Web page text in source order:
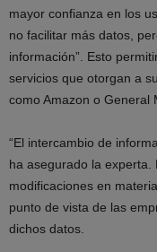
mayor confianza en los
no facilitar más datos,
información”. Esto
servicios que otorgan a
como Amazon o General
“El intercambio de
ha asegurado la
modificaciones en
punto de vista de las
dichos datos.